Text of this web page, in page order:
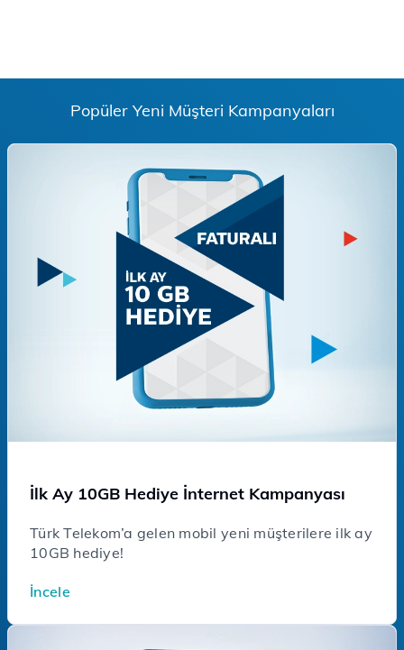
Popüler Yeni Müşteri Kampanyaları
İlk Ay 10GB Hediye İnternet Kampanyası
Türk Telekom’a gelen mobil yeni müşterilere ilk ay
10GB hediye!
İncele